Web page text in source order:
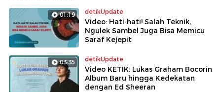
01:19 detikUpdate
Video: Hati-hati! Salah Teknik,
Ngulek Sambel Juga Bisa Memicu
Saraf Kejepit
03:35 detikUpdate
Video KETIK: Lukas Graham Bocorin
Album Baru hingga Kedekatan
dengan Ed Sheeran